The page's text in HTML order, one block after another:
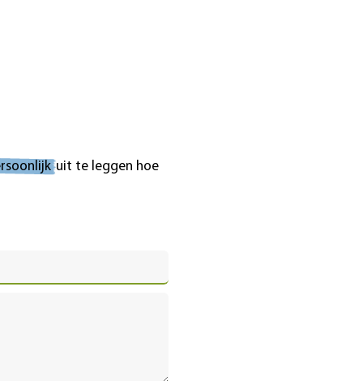
uit te leggen hoe